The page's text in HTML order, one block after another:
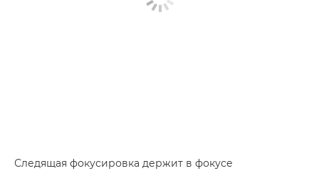
Следящая фокусировка держит в фокусе